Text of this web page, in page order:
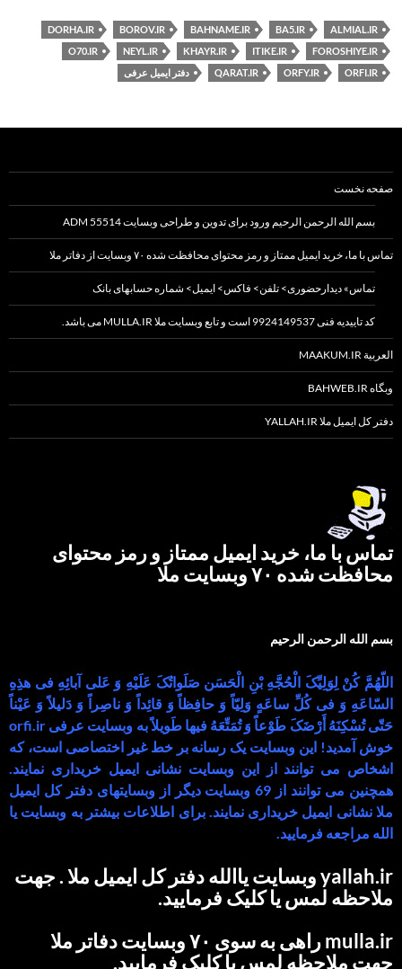
ALMIAL.IR
BA5.IR
BAHNAME.IR
BOROV.IR
DORHA.IR
FOROSHIYE.IR
ITIKE.IR
KHAYR.IR
NEYL.IR
O70.IR
ORFI.IR
ORFY.IR
QARAT.IR دفتر ایمیل عرفی
صفحه نخست
بسم الله الرحمن الرحیم ورود برای تدوین و طراحی وبسایت 55514 ADM
تماس با ما، خرید ایمیل ممتاز و رمز محتوای محافظت شده ۷۰ وبسایت از دفاتر ملا
تماس» دیدارحضوری> تلفن> فاکس> ایمیل> شماره حسابهای بانک
کد تاییدیه فنی 9924149537 است و تابع وبسایت ملا MULLA.IR می باشد.
العربیة MAAKUM.IR
وبگاه BAHWEB.IR
دفتر کل ایمیل ملا YALLAH.IR
تماس با ما، خرید ایمیل ممتاز و رمز محتوای
محافظت شده ۷۰ وبسایت ملا
بسم الله الرحمن الرحیم
اللّهُمَّ کُنْ لِوَلِیِّکَ الْحُجَّهِ بْنِ الْحَسَن صَلَواتُکَ عَلَیْهِ وَ عَلى آبائِهِ فی هذِهِ
السّاعَهِ وَ فی کُلِّ ساعَهٍ وَلِیّاً وَ حافِظاً وَ قائِداً وَ ناصِراً وَ دَلیلاً وَ عَیْناً
حَتّى تُسْکِنَهُ أَرْضَکَ طَوْعاً وَ تُمَتِّعَهُ فیها طَویلاً به وبسایت عرفی orfi.ir
خوش آمدید! این وبسایت یک رسانه بر خط غیر اختصاصی است، که
اشخاص می توانند از این وبسایت نشانی ایمیل خریداری نمایند.
همچنین می توانند از 69 وبسایت دیگر از وبسایتهای دفتر کل ایمیل
ملا نشانی ایمیل خریداری نمایند. برای اطلاعات بیشتر به وبسایت یا
الله مراجعه فرمایید.
yallah.ir وبسایت یاالله دفتر کل ایمیل ملا . جهت
ملاحظه لمس یا کلیک فرمایید.
mulla.ir راهی به سوی ۷۰ وبسایت دفاتر ملا
جهت ملاحظه لمس یا کلیک فرمایید.